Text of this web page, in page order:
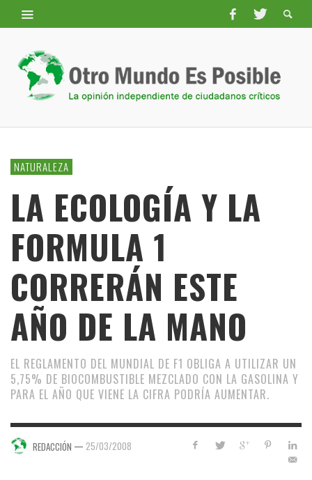
NATURALEZA
LA ECOLOGÍA Y LA
FORMULA 1
CORRERÁN ESTE
AÑO DE LA MANO
EL REGLAMENTO DEL MUNDIAL DE F1 OBLIGA A UTILIZAR UN
5,75% DE BIOCOMBUSTIBLE MEZCLADO CON LA GASOLINA Y
PARA EL AÑO QUE VIENE LA CIFRA PODRÍA AUMENTAR.
REDACCIÓN — 25/03/2008